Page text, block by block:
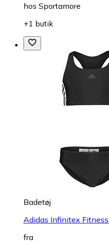
hos Sportamore
+1 butik
Badetøj
Adidas Infinitex
fra